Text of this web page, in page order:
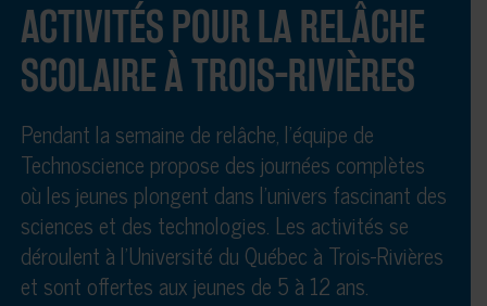
ACTIVITÉS POUR LA RELÂCHE
SCOLAIRE À TROIS-RIVIÈRES
Pendant la semaine de relâche, l’équipe de
Technoscience propose des journées complètes
où les jeunes plongent dans l’univers fascinant des
sciences et des technologies. Les activités se
déroulent à l’Université du Québec à Trois-Rivières
et sont offertes aux jeunes de 5 à 12 ans.